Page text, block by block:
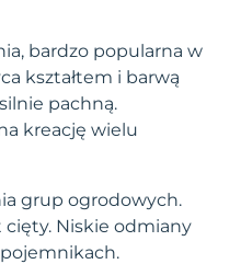
bardzo popularna w
kształtem i barwą
pachną.
kreację wielu
grup ogrodowych.
cięty. Niskie odmiany